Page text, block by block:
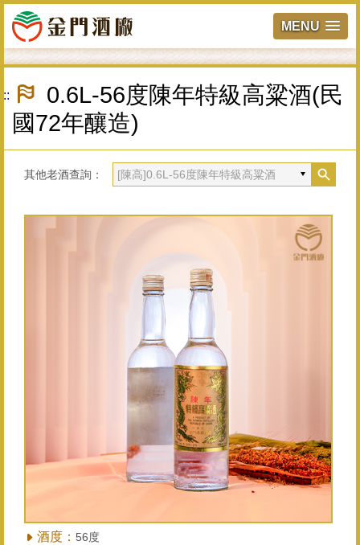
MENU
跳
主
:::
0.6L-56度陳年特級高粱酒(民
國72年釀造)
其他老酒查詢：
酒度： 56度